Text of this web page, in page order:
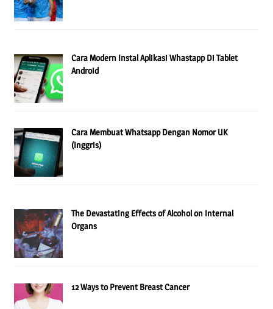
Cara Modern Instal Aplikasi Whastapp Di Tablet
Android
Cara Membuat Whatsapp Dengan Nomor UK
(Inggris)
The Devastating Effects of Alcohol on Internal
Organs
12 Ways to Prevent Breast Cancer